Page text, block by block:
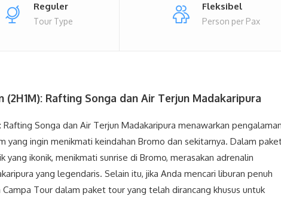
Reguler
Tour Type
Fleksibel
Person per Pax
(2H1M): Rafting Songa dan Air Terjun Madakaripura
Rafting Songa dan Air Terjun Madakaripura menawarkan
yang ingin menikmati keindahan Bromo dan sekitarnya. Dalam
yang ikonik, menikmati sunrise di Bromo, merasakan adrenalin
yang legendaris. Selain itu, jika Anda mencari liburan penuh
Tour dalam paket tour yang telah dirancang khusus untuk